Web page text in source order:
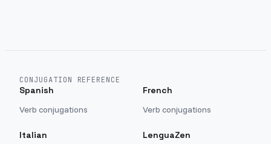
CONJUGATION REFERENCE
Spanish
Verb conjugations
French
Verb conjugations
Italian LenguaZen